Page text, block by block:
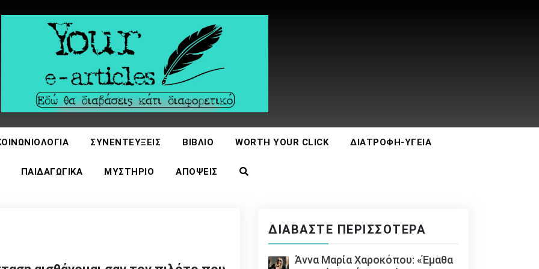
ΣΥΝΕΝΤΕΎΞΕΙΣ ΒΙΒΛΊΟ WORTH YOUR CLICK ΔΙΑΤΡΟΦΉ-ΥΓΕΊΑ
ΠΑΙΔΑΓΩΓΙΚΆ ΜΥΣΤΉΡΙΟ ΑΠΌΨΕΙΣ
ΔΙΑΒΆΣΤΕ ΠΕΡΙΣΣΌΤΕΡΑ
Άννα Μαρία Χαροκόπου: «Έμαθα